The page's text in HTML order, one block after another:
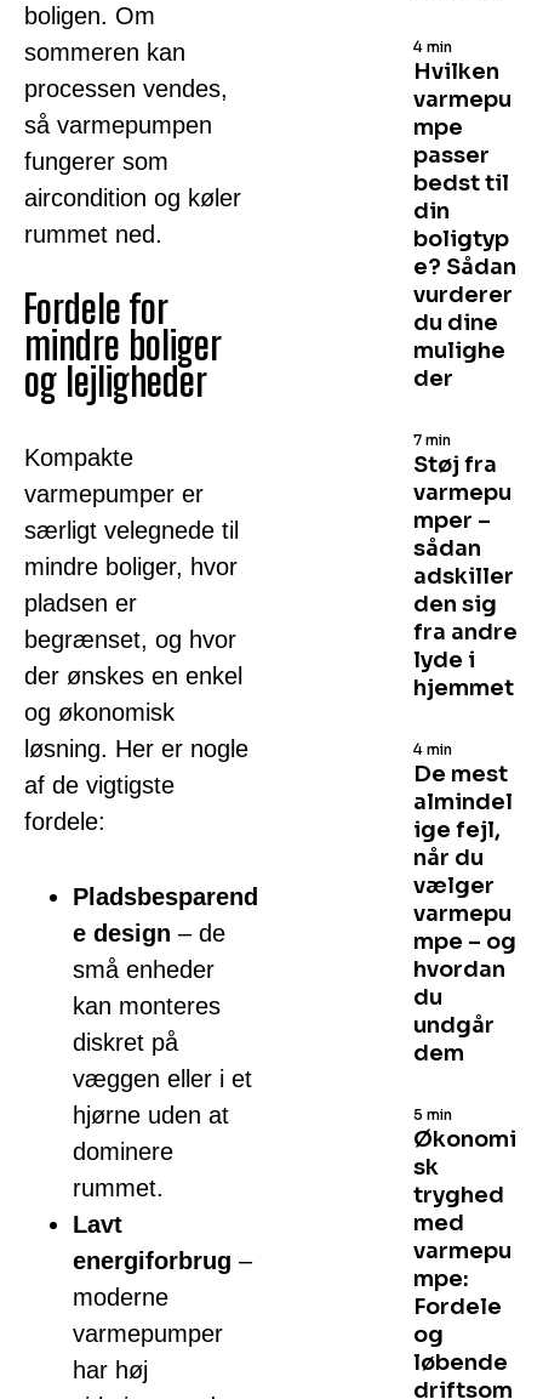
boligen. Om
sommeren kan
processen vendes,
så varmepumpen
fungerer som
aircondition og køler
rummet ned.
Fordele for
mindre boliger
og lejligheder
Kompakte
varmepumper er
særligt velegnede til
mindre boliger, hvor
pladsen er
begrænset, og hvor
der ønskes en enkel
og økonomisk
løsning. Her er nogle
af de vigtigste
fordele:
Pladsbesparend
e design – de
små enheder
kan monteres
diskret på
væggen eller i et
hjørne uden at
dominere
rummet.
Lavt
energiforbrug –
moderne
varmepumper
har høj
Hvilken
varmepu
mpe
passer
bedst til
din
boligtyp
e? Sådan
vurderer
du dine
mulighe
der
4 min
Støj fra
varmepu
mper –
sådan
adskiller
den sig
fra andre
lyde i
hjemmet
7 min
De mest
almindel
ige fejl,
når du
vælger
varmepu
mpe – og
hvordan
du
undgår
dem
4 min
Økonomi
sk
tryghed
med
varmepu
mpe:
Fordele
og
løbende
driftsom
5 min